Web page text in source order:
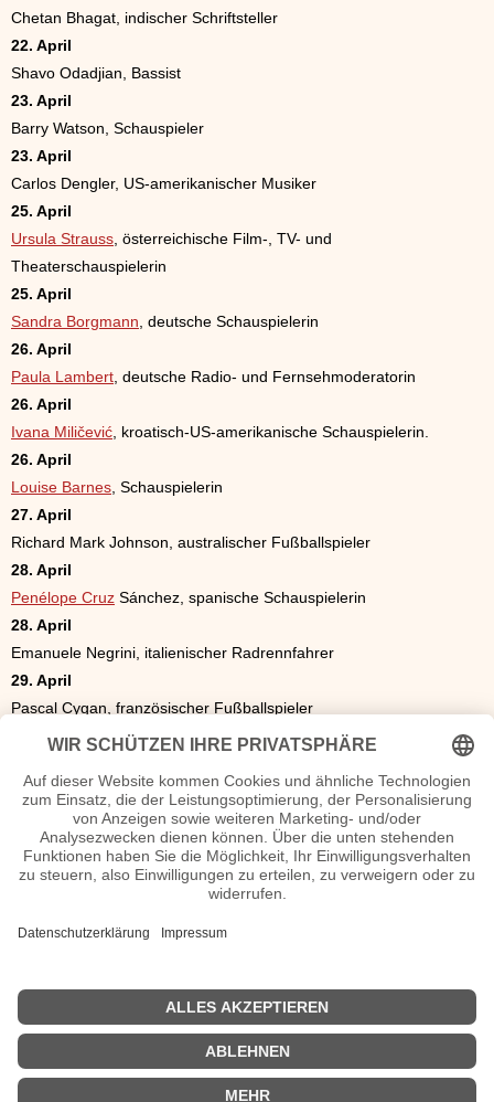
Chetan Bhagat, indischer Schriftsteller
22. April
Shavo Odadjian, Bassist
23. April
Barry Watson, Schauspieler
23. April
Carlos Dengler, US-amerikanischer Musiker
25. April
Ursula Strauss , österreichische Film-, TV- und
Theaterschauspielerin
25. April
Sandra Borgmann , deutsche Schauspielerin
26. April
Paula Lambert , deutsche Radio- und Fernsehmoderatorin
26. April
Ivana Miličević , kroatisch-US-amerikanische Schauspielerin.
26. April
Louise Barnes , Schauspielerin
27. April
Richard Mark Johnson, australischer Fußballspieler
28. April
Penélope Cruz Sánchez, spanische Schauspielerin
28. April
Emanuele Negrini, italienischer Radrennfahrer
29. April
Pascal Cygan, französischer Fußballspieler
30. April
Die Geschenkidee
Das ideale Geschenk. Eine Zeitung vom April 1974. Was war los in
Politik, Sport oder Kultur? Als Geburtstagsgeschenk eine original
historische Tageszeitung oder Illustrierte z.B. als
Geburtstagszeitung oder Hochzeitszeitung zur goldenen Hochzeit.
Geburtstage März 1974|Geburtstage Mai 1974
| © 2013–2026 was-war-wann.de. Alle Rechte vorbehalten. |